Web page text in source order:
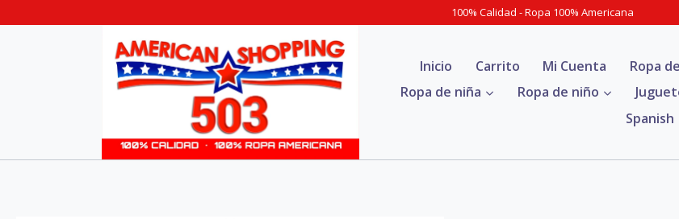
100% Calidad - Ropa 100% Americana
Inicio Carrito Mi Cuenta Ropa
Ropa de niña
Ropa de niño
Spanish